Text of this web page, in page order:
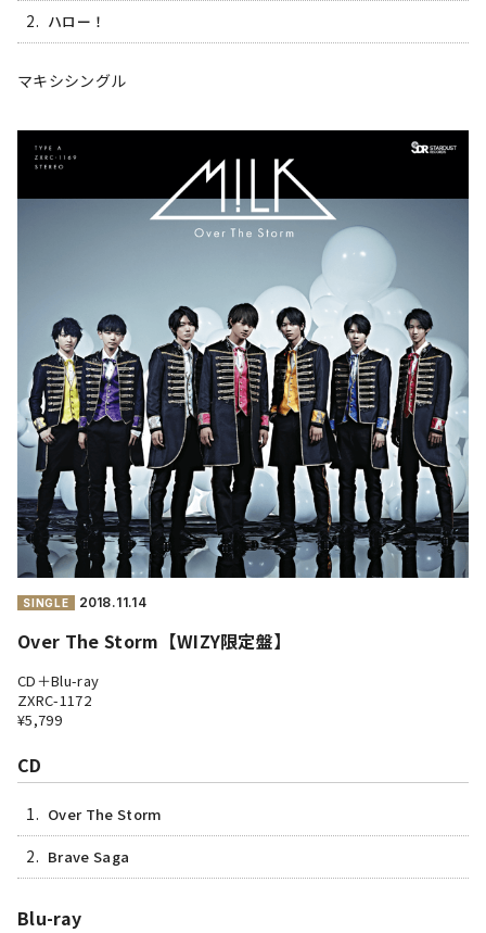
2. ハロー！
マキシシングル
SINGLE 2018.11.14
Over The Storm【WIZY限定盤】
CD＋Blu-ray
ZXRC-1172
¥5,799
CD
1. Over The Storm
2. Brave Saga
Blu-ray